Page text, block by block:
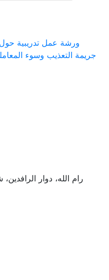
ورشة عمل تدريبية حول
جريمة التعذيب وسوء
رام الله، دوار